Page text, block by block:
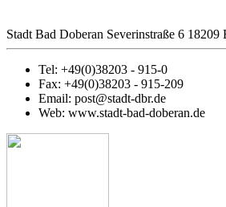
Stadt Bad Doberan Severinstraße 6 18209
Tel: +49(0)38203 - 915-0
Fax: +49(0)38203 - 915-209
Email: post@stadt-dbr.de
Web: www.stadt-bad-doberan.de